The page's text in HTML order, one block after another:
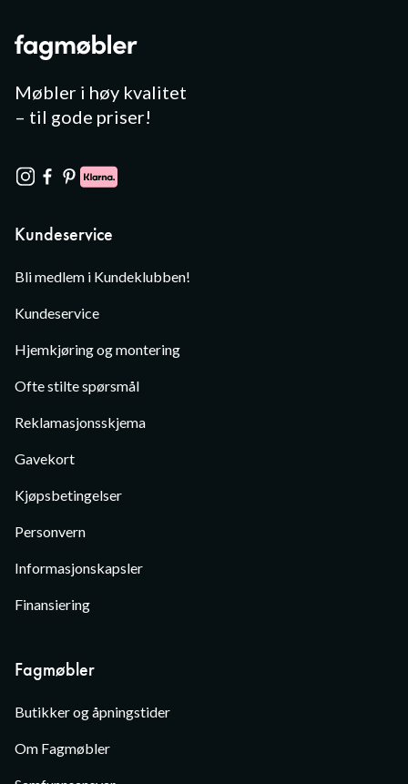
Møbler i høy kvalitet
– til gode priser!
Kundeservice
Bli medlem i Kundeklubben!
Kundeservice
Hjemkjøring og montering
Ofte stilte spørsmål
Reklamasjonsskjema
Gavekort
Kjøpsbetingelser
Personvern
Informasjonskapsler
Finansiering
Fagmøbler
Butikker og åpningstider
Om Fagmøbler